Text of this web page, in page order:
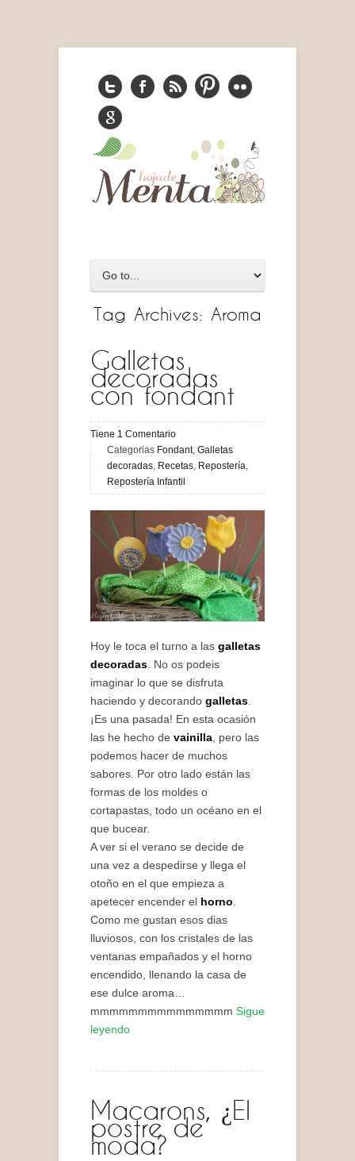
Tag Archives: Aroma
Galletas
decoradas
con fondant
Tiene 1 Comentario
Categorias Fondant, Galletas
decoradas, Recetas, Repostería,
Repostería Infantil
Hoy le toca el turno a las galletas
decoradas. No os podeis
imaginar lo que se disfruta
haciendo y decorando galletas.
¡Es una pasada! En esta ocasión
las he hecho de vainilla, pero las
podemos hacer de muchos
sabores. Por otro lado están las
formas de los moldes o
cortapastas, todo un océano en el
que bucear.
A ver si el verano se decide de
una vez a despedirse y llega el
otoño en el que empieza a
apetecer encender el horno.
Como me gustan esos dias
lluviosos, con los cristales de las
ventanas empañados y el horno
encendido, llenando la casa de
ese dulce aroma…
mmmmmmmmmmmmmmm Sigue
leyendo
Macarons, ¿El
postre de
moda?